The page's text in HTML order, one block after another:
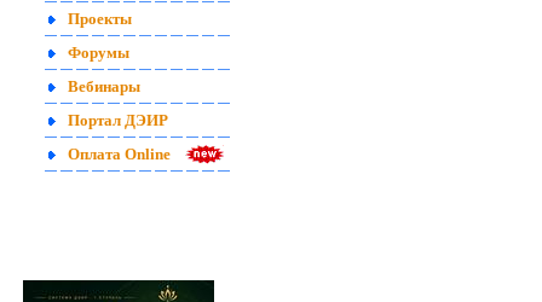
Проекты
Форумы
Вебинары
Портал ДЭИР
Оплата Online